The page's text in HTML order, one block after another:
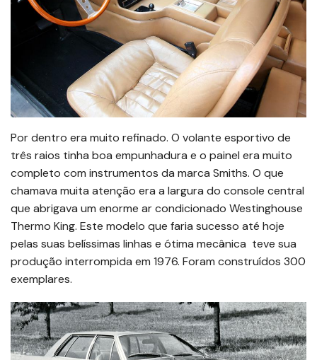
Por dentro era muito refinado. O volante esportivo de
três raios tinha boa empunhadura e o painel era muito
completo com instrumentos da marca Smiths. O que
chamava muita atenção era a largura do console central
que abrigava um enorme ar condicionado Westinghouse
Thermo King. Este modelo que faria sucesso até hoje
pelas suas belíssimas linhas e ótima mecânica teve sua
produção interrompida em 1976. Foram construídos 300
exemplares.